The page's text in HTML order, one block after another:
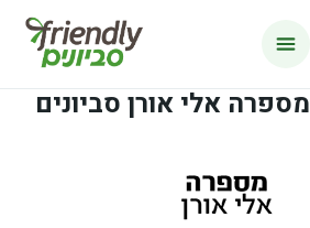
מספרה אלי אורן סביונים